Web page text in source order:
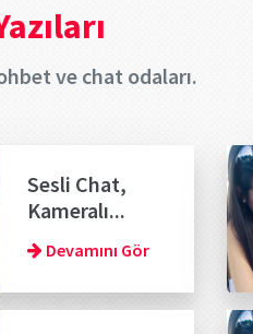
ve chat odaları.
Sesli Chat,
Kameralı...
Devamını Gör